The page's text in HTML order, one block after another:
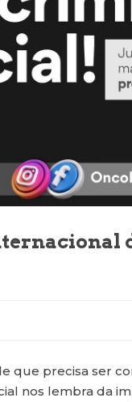
que precisa ser
nos lembra da